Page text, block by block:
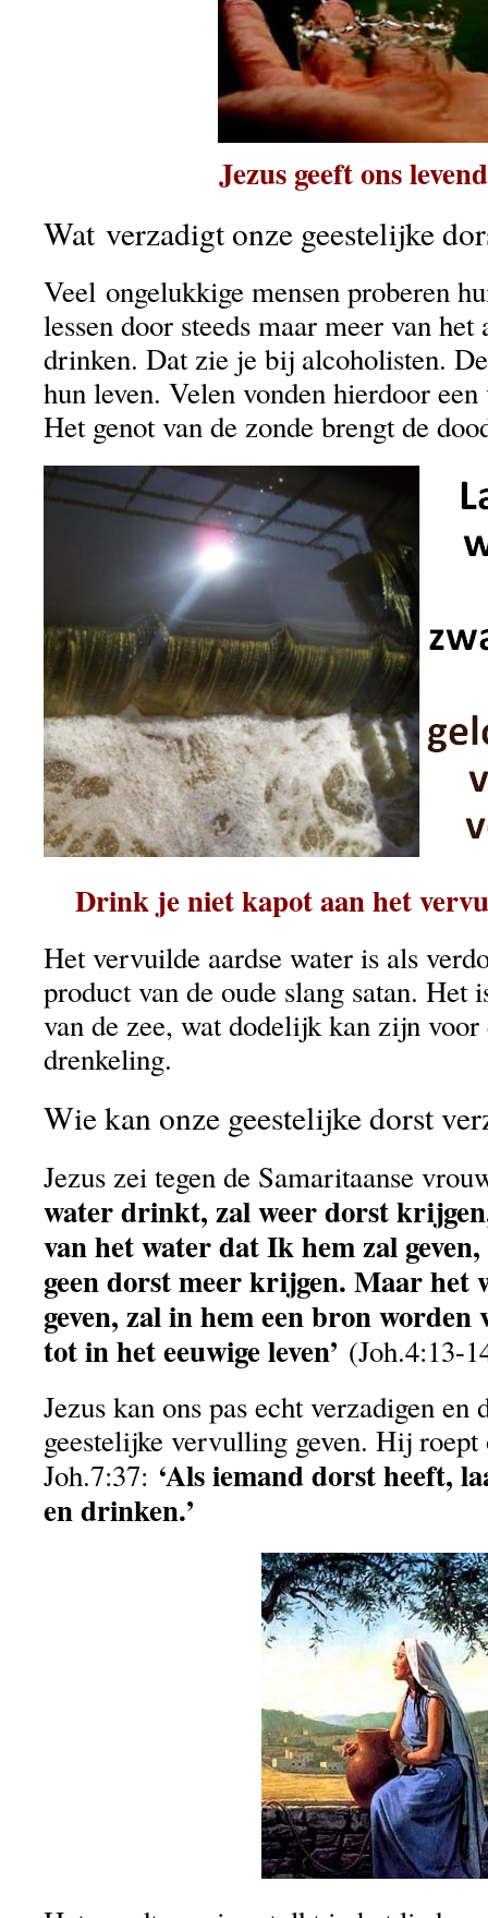
Jezus geeft ons
Wat verzadigt onze geestelijke
Veel ongelukkige mensen proberen
lessen door steeds maar meer van het
drinken. Dat zie je bij alcoholisten.
hun leven. Velen vonden hierdoor
Het genot van de zonde brengt de
Drink je niet kapot aan het
Het vervuilde aardse water is als
product van de oude slang satan. Het
van de zee, wat dodelijk kan zijn voor
drenkeling.
Wie kan onze geestelijke dorst
Jezus zei tegen de Samaritaanse
water drinkt, zal weer dorst
van het water dat Ik hem zal
geen dorst meer krijgen. Maar het
geven, zal in hem een bron
tot in het eeuwige leven’ (Joh.4:13-
Jezus kan ons pas echt verzadigen en
geestelijke vervulling geven. Hij roept
Joh.7:37: ‘Als iemand dorst heeft,
en drinken.’